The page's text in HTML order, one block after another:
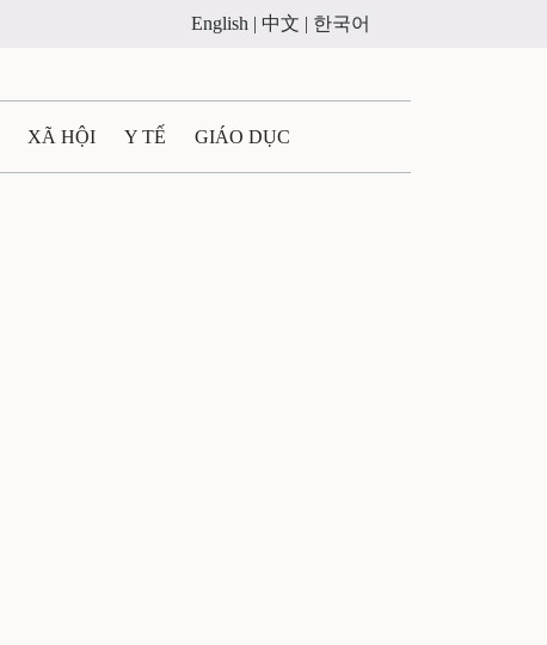
English | 中文 | 한국어
XÃ HỘI Y TẾ GIÁO DỤC